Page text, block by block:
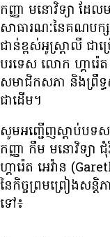
កញ្ញា មនោវិទ្យា ដែល​
សាធារណៈ​នៃ​គណបក្ស​
ជាន់​ខ្ពស់​អូស្ត្រាលី ជាច្
បរទេស លោក ហ្គារ៉េ
សមាជិក​សភា និង​ព្រឹទ្ធ
ជាដើម។
សូម​អញ្ជើញ​ស្តាប់​បទ​ស
កញ្ញា កឹម មនោវិទ្យ
ហ្គារ៉េត អេវ៉ាន
នៃ​កិច្ច​ព្រមព្រៀង​សន្តិ
ទៅ៖